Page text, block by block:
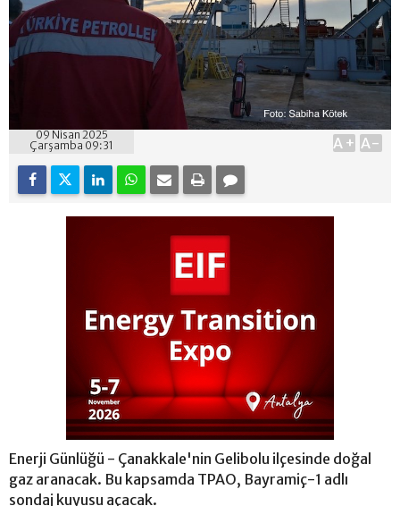
09 Nisan 2025
Çarşamba 09:31
A+ A-
Enerji Günlüğü - Çanakkale'nin Gelibolu ilçesinde doğal
gaz aranacak. Bu kapsamda TPAO, Bayramiç-1 adlı
sondaj kuyusu açacak.